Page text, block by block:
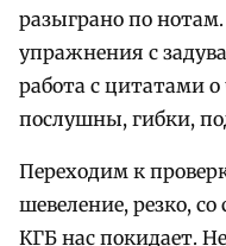
разыграно по
упражнения с
работа с цитатами
послушны, гибки,
Переходим к
шевеление, резко,
КГБ нас покидает.